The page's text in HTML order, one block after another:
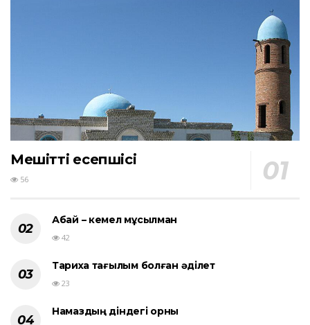
Мешіттің есепшісі
56
Абай – кемел мұсылман
42
Тарихқа тағылым болған әділет
23
Намаздың діндегі орны